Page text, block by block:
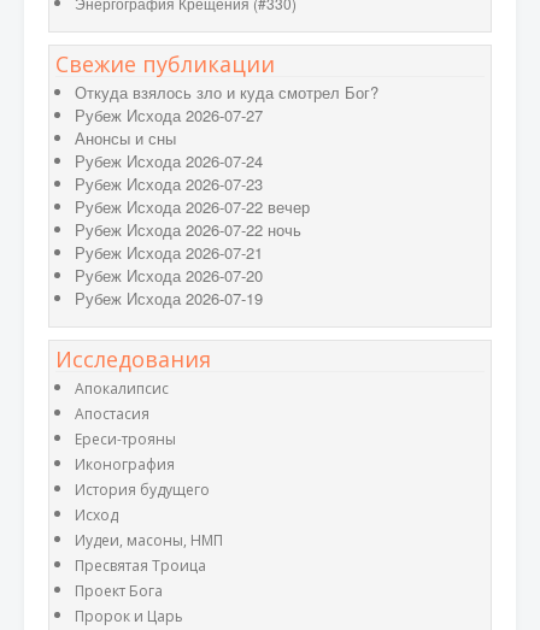
Свежие публикации
Откуда взялось зло и куда смотрел Бог?
Рубеж Исхода 2026-07-27
Анонсы и сны
Рубеж Исхода 2026-07-24
Рубеж Исхода 2026-07-23
Рубеж Исхода 2026-07-22 вечер
Рубеж Исхода 2026-07-22 ночь
Рубеж Исхода 2026-07-21
Рубеж Исхода 2026-07-20
Рубеж Исхода 2026-07-19
Исследования
Апокалипсис
Апостасия
Ереси-трояны
Иконография
История будущего
Исход
Иудеи, масоны, НМП
Пресвятая Троица
Проект Бога
Пророк и Царь